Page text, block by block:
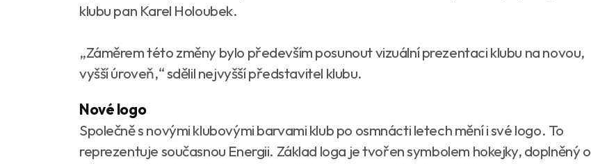
klubu pan Karel Holoubek.
„Záměrem této změny bylo především posunout vizuální prezentaci klubu na novou,
vyšší úroveň,“ sdělil nejvyšší představitel klubu.
Nové logo
Společně s novými klubovými barvami klub po osmnácti letech mění i své logo. To
reprezentuje současnou Energii. Základ loga je tvořen symbolem hokejky, doplněný o